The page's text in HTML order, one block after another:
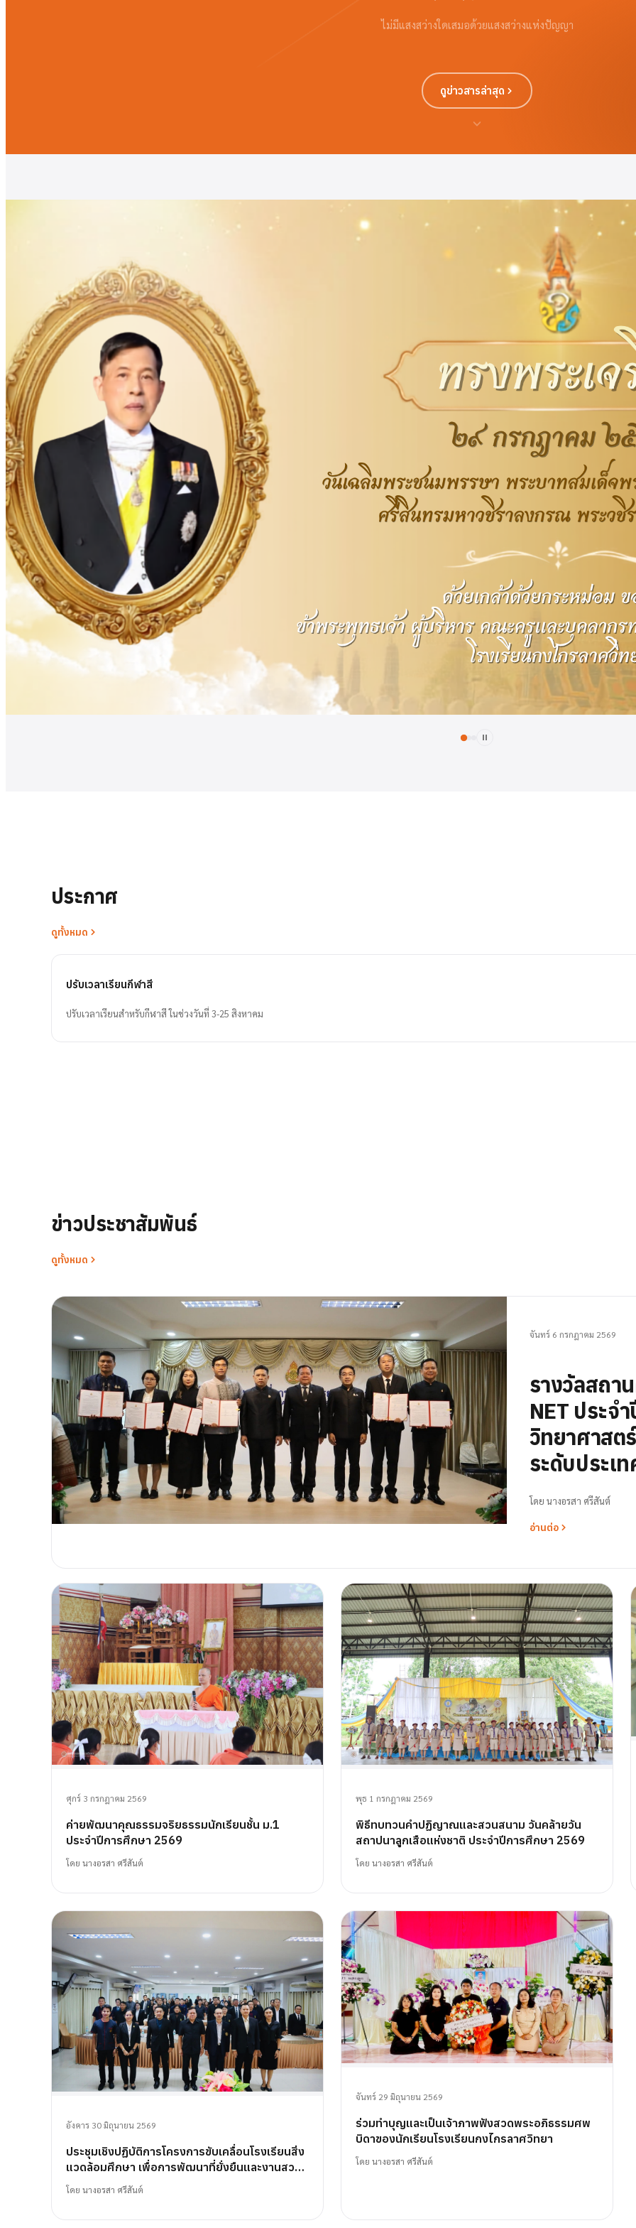
ไม่มีแสงสว่างใดเสมอด้วยแสงสว่างแห่งปัญญา
ดูข่าวสารล่าสุด
ประกาศ
ดูทั้งหมด
ปรับเวลาเรียนกีฬาสี
ปรับเวลาเรียนสำหรับกีฬาสี ในช่วงวันที่ 3-25 สิงหาคม
ข่าวประชาสัมพันธ์
ดูทั้งหมด
จันทร์ 6 กรกฎาคม 2569
รางวัลสถา
NET ประจ
วิทยาศาสต
ระดับประเ
โดย นางอรสา ศรีสันต์
อ่านต่อ
ศุกร์ 3 กรกฎาคม 2569
ค่ายพัฒนาคุณธรรมจริยธรรมนักเรียนชั้น ม.1
ประจำปีการศึกษา 2569
โดย นางอรสา ศรีสันต์
พุธ 1 กรกฎาคม 2569
พิธีทบทวนคำปฏิญาณและสวนสนาม วันคล้ายวัน
สถาปนาลูกเสือแห่งชาติ ประจำปีการศึกษา 2569
โดย นางอรสา ศรีสันต์
อังคาร 30 มิถุนายน 2569
ประชุมเชิงปฏิบัติการโครงการขับเคลื่อนโรงเรียนสิ่ง
แวดล้อมศึกษา เพื่อการพัฒนาที่ยั่งยืนและงานสวน
พฤกษศาสตร์โรงเรียน
โดย นางอรสา ศรีสันต์
จันทร์ 29 มิถุนายน 2569
ร่วมทำบุญและเป็นเจ้าภาพฟังสวดพระอภิธรรมศพ
บิดาของนักเรียนโรงเรียนกงไกรลาศวิทยา
โดย นางอรสา ศรีสันต์